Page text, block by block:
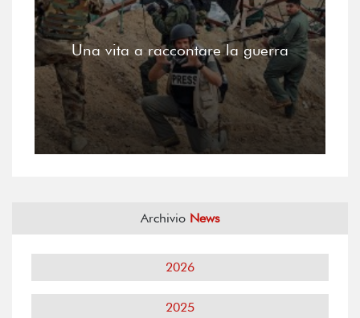
Una vita a raccontare la guerra
Archivio News
2026
2025